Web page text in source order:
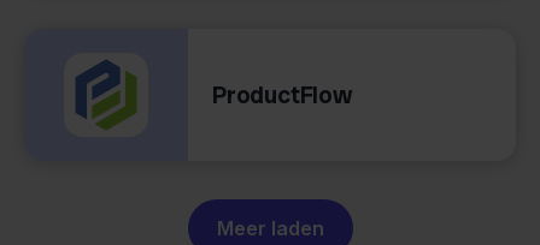
ProductFlow
Meer laden